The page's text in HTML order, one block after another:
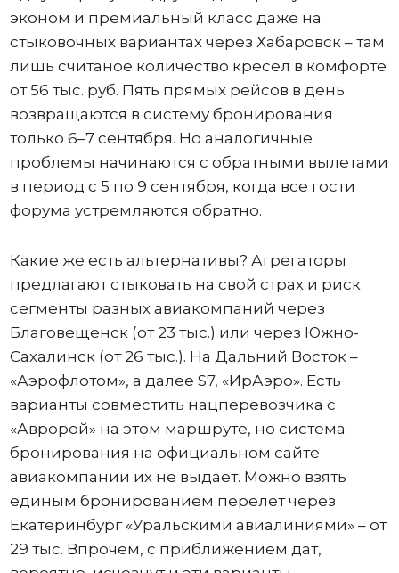
эконом и премиальный класс даже на
стыковочных вариантах через Хабаровск – там
лишь считаное количество кресел в комфорте
от 56 тыс. руб. Пять прямых рейсов в день
возвращаются в систему бронирования
только 6–7 сентября. Но аналогичные
проблемы начинаются с обратными вылетами
в период с 5 по 9 сентября, когда все гости
форума устремляются обратно.
Какие же есть альтернативы? Агрегаторы
предлагают стыковать на свой страх и риск
сегменты разных авиакомпаний через
Благовещенск (от 23 тыс.) или через Южно-
Сахалинск (от 26 тыс.). На Дальний Восток –
«Аэрофлотом», а далее S7, «ИрАэро». Есть
варианты совместить нацперевозчика с
«Авророй» на этом маршруте, но система
бронирования на официальном сайте
авиакомпании их не выдает. Можно взять
единым бронированием перелет через
Екатеринбург «Уральскими авиалиниями» – от
29 тыс. Впрочем, с приближением дат,